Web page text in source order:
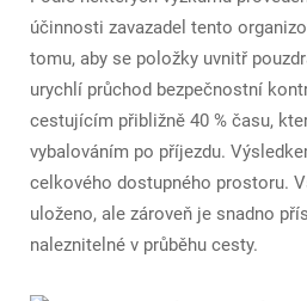
účinnosti zavazadel tento
tomu, aby se položky uvnitř
urychlí průchod bezpečnostní
cestujícím přibližně 40 % času,
vybalováním po příjezdu.
celkového dostupného prostoru.
uloženo, ale zároveň je snadno
naleznitelné v průběhu cesty.